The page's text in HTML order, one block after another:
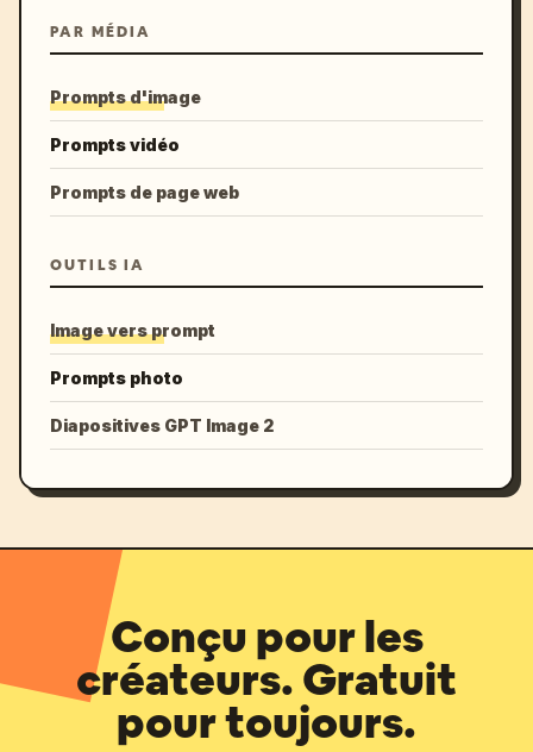
PAR MÉDIA
Prompts d'image
Prompts vidéo
Prompts de page web
OUTILS IA
Image vers prompt
Prompts photo
Diapositives GPT Image 2
Conçu pour les
créateurs. Gratuit
pour toujours.